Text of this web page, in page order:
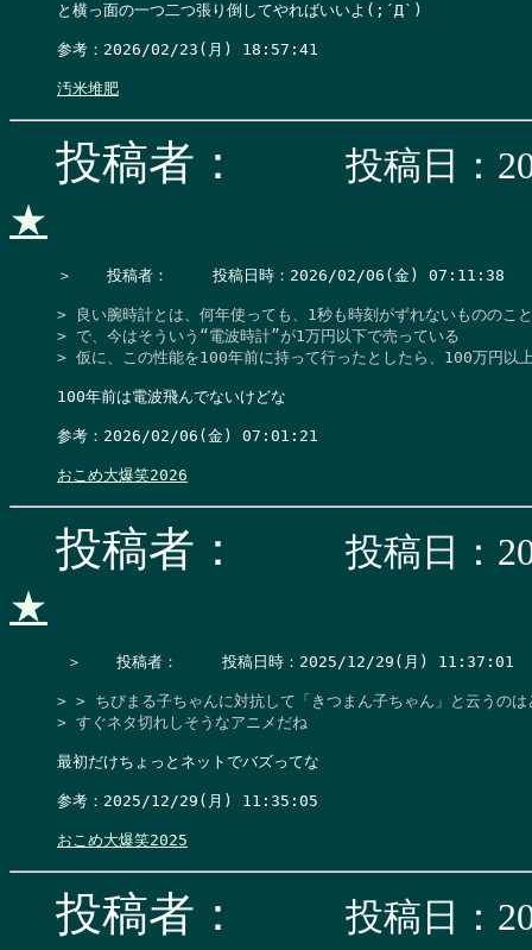
と横っ面の一つ二つ張り倒してやればいいよ(;´Д`)
参考：2026/02/23(月) 18:57:41
汚米堆肥
投稿者：
投稿日：
★
＞　  投稿者：　   投稿日時：2026/02/06(金)
> 良い腕時計とは、何年使っても、1秒も時刻がずれないもののこ
> で、今はそういう“電波時計”が1万円以下で売っている
> 仮に、この性能を100年前に持って行ったとしたら、100万円以
100年前は電波飛んでないけどな
参考：2026/02/06(金) 07:01:21
おこめ大爆笑2026
投稿者：
投稿日：
★
＞　  投稿者：　   投稿日時：2025/12/29(月)
> > ちびまる子ちゃんに対抗して「きつまん子ちゃん」と云うの
> すぐネタ切れしそうなアニメだね
最初だけちょっとネットでバズってな
参考：2025/12/29(月) 11:35:05
おこめ大爆笑2025
投稿者：
投稿日：